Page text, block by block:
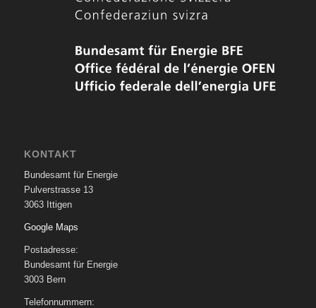
KONTAKT
Bundesamt für Energie
Pulverstrasse 13
3063 Ittigen
Google Maps
Postadresse:
Bundesamt für Energie
3003 Bern
Telefonnummern: